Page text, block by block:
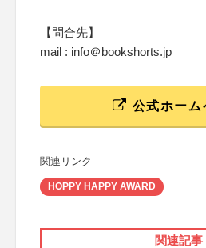
【問合先】
mail : info＠bookshorts.jp
公式ホーム
関連リンク
HOPPY HAPPY AWARD
関連記事